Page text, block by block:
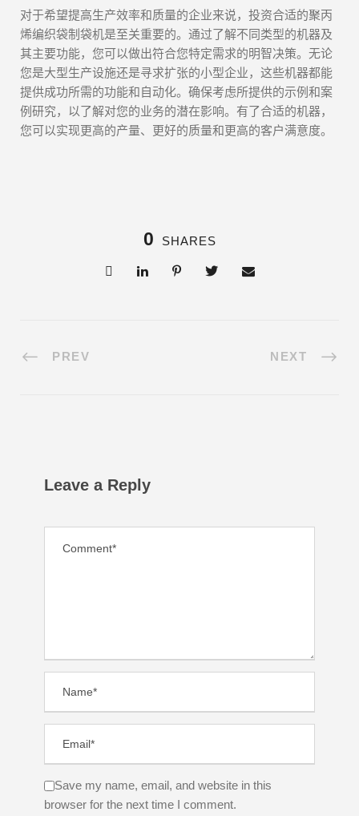
对于希望提高生产效率和质量的企业来说，投资合适的聚丙
烯编织袋制袋机是至关重要的。通过了解不同类型的机器及
其主要功能，您可以做出符合您特定需求的明智决策。无论
您是大型生产设施还是寻求扩张的小型企业，这些机器都能
提供成功所需的功能和自动化。确保考虑所提供的示例和案
例研究，以了解对您的业务的潜在影响。有了合适的机器，
您可以实现更高的产量、更好的质量和更高的客户满意度。
0 SHARES
PREV NEXT
Leave a Reply
Save my name, email, and website in this
browser for the next time I comment.